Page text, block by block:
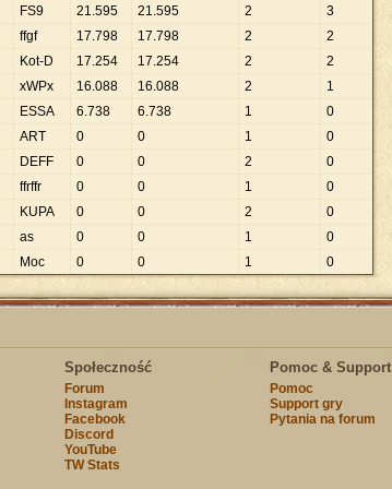
FS9 21.595 21.595 2
3
ffgf
17.798 17.798 2
2
Kot-D
17.254 17.254 2
2
xWPx
16.088 16.088 2
1
ESSA
6.738 6.738 1
0
ART
0 0 1
0
DEFF
0 0 2
0
ffrffr
0 0 1
0
KUPA
0 0 2
0
as
0 0 1
0
Moc
0 0 1 0
Społeczność
Forum
Instagram
Facebook
Discord
YouTube
TW Stats
Pomoc & Support
Pomoc
Support gry
Pytania na forum